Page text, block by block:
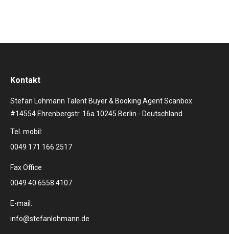
Kontakt
Stefan Lohmann Talent Buyer & Booking Agent Scanbox
#14554 Ehrenbergstr. 16a 10245 Berlin - Deutschland
Tel. mobil:
0049 171 166 2517
Fax Office
0049 40 6558 4107
E-mail:
info@stefanlohmann.de